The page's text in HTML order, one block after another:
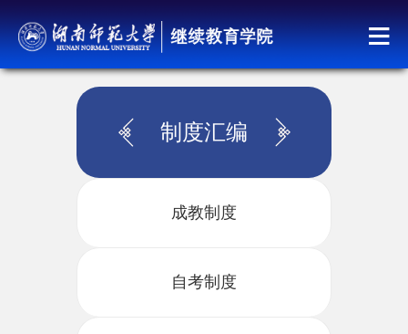
制度汇编
成教制度
自考制度